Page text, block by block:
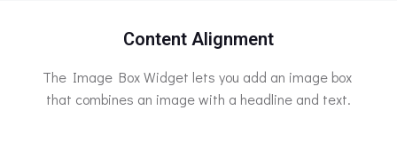
Content Alignment
The Image Box Widget lets you add an image box
that combines an image with a headline and text.